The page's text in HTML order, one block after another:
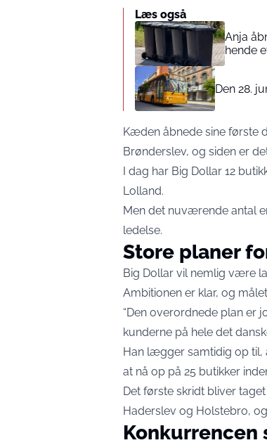
Læs også
Anja
hende
Den 28.
Kæden åbnede sine første
Brønderslev, og siden er
I dag har Big Dollar 12
Lolland.
Men det nuværende antal
ledelse.
Store planer
Big Dollar vil nemlig være
Ambitionen er klar, og
“Den overordnede plan
kunderne på hele det
Han lægger samtidig op til,
at nå op på 25 butikker
Det første skridt bliver
Haderslev og Holstebro,
Konkurrencen